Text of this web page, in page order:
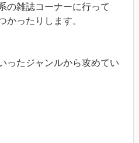
の雑誌コーナーに行って
かったりします。
ったジャンルから攻めてい